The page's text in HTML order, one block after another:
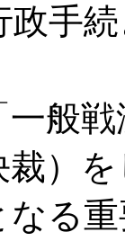
手
般戦
）
る重